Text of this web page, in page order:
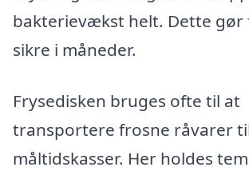
bakterievækst helt. Dette gør
sikre i måneder.
Frysedisken bruges ofte til at
transportere frosne råvarer
måltidskasser. Her holdes